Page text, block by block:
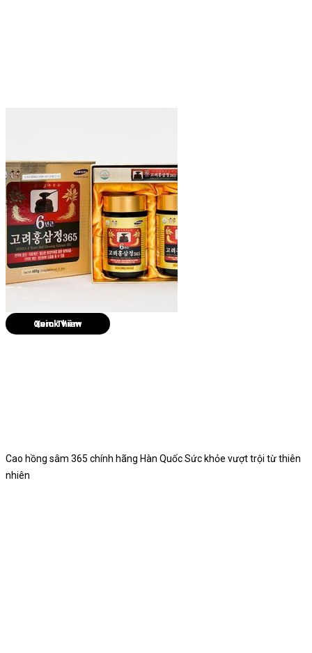
Quick View
Cao hồng sâm 365 chính hãng Hàn Quốc Sức khỏe vượt trội từ thiên
nhiên